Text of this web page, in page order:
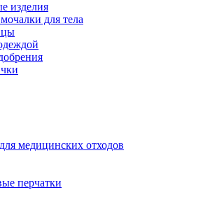
изделия
для тела
медицинских отходов
перчатки